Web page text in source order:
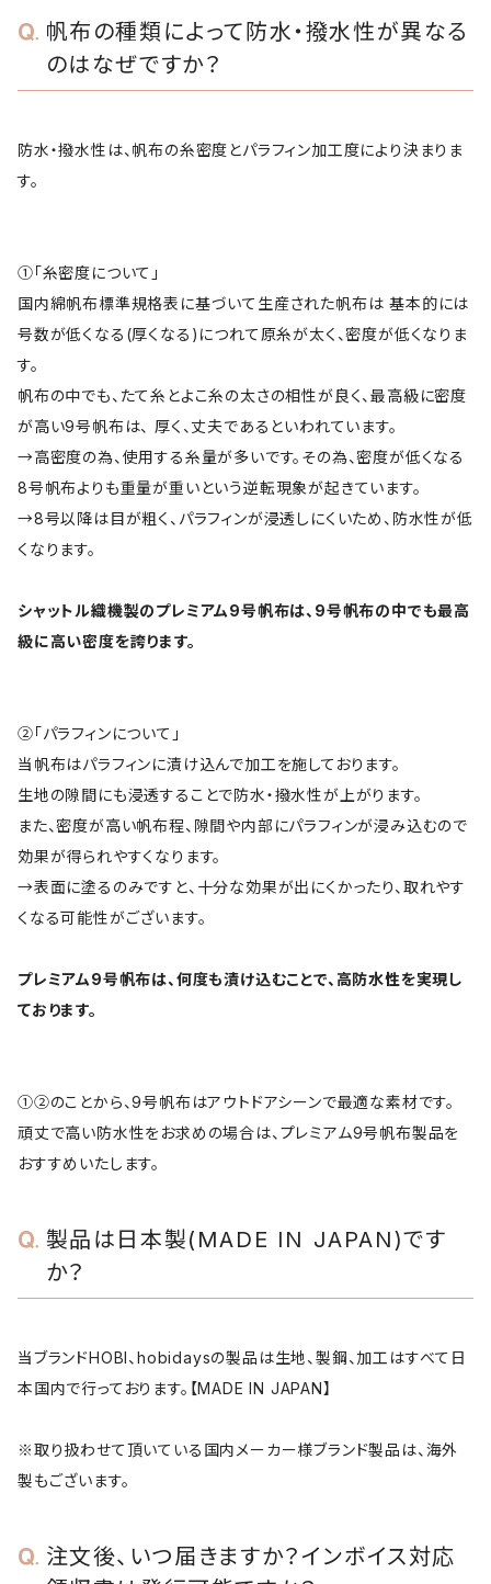
帆布の種類によって防水・撥水性が異なる
のはなぜですか？
防水・撥水性は、帆布の糸密度とパラフィン加工度により決まりま
す。
①「糸密度について」
国内綿帆布標準規格表に基づいて生産された帆布は 基本的には
号数が低くなる(厚くなる)につれて原糸が太く、密度が低くなりま
す。
帆布の中でも、たて糸とよこ糸の太さの相性が良く、最高級に密度
が高い9号帆布は、 厚く、丈夫であるといわれています。
→高密度の為、使用する糸量が多いです。その為、密度が低くなる
8号帆布よりも重量が重いという逆転現象が起きています。
→8号以降は目が粗く、パラフィンが浸透しにくいため、防水性が低
くなります。
シャットル織機製のプレミアム9号帆布は、9号帆布の中でも最高
級に高い密度を誇ります。
②「パラフィンについて」
当帆布はパラフィンに漬け込んで加工を施しております。
生地の隙間にも浸透することで防水・撥水性が上がります。
また、密度が高い帆布程、隙間や内部にパラフィンが浸み込むので
効果が得られやすくなります。
→表面に塗るのみですと、十分な効果が出にくかったり、取れやす
くなる可能性がございます。
プレミアム9号帆布は、何度も漬け込むことで、高防水性を実現し
ております。
①②のことから、9号帆布はアウトドアシーンで最適な素材です。
頑丈で高い防水性をお求めの場合は、プレミアム9号帆布製品を
おすすめいたします。
製品は日本製(MADE IN JAPAN)です
か？
当ブランドHOBI、hobidaysの製品は生地、製鋼、加工はすべて日
本国内で行っております。【MADE IN JAPAN】
※取り扱わせて頂いている国内メーカー様ブランド製品は、海外
製もございます。
注文後、いつ届きますか？インボイス対応